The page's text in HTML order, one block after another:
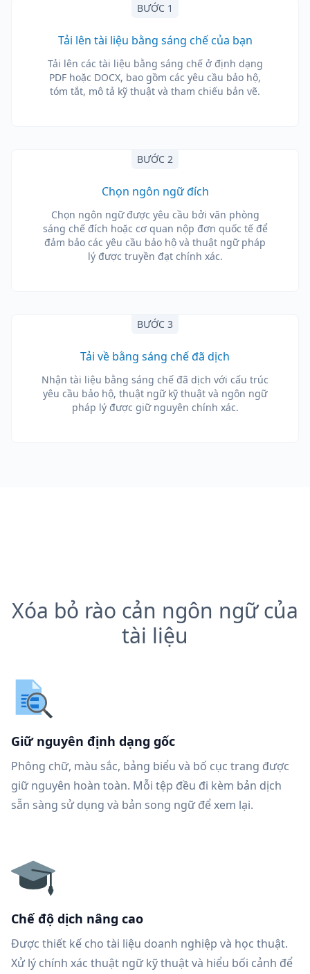
BƯỚC 1
Tải lên tài liệu bằng sáng chế của bạn
Tải lên các tài liệu bằng sáng chế ở định dạng
PDF hoặc DOCX, bao gồm các yêu cầu bảo hộ,
tóm tắt, mô tả kỹ thuật và tham chiếu bản vẽ.
BƯỚC 2
Chọn ngôn ngữ đích
Chọn ngôn ngữ được yêu cầu bởi văn phòng
sáng chế đích hoặc cơ quan nộp đơn quốc tế để
đảm bảo các yêu cầu bảo hộ và thuật ngữ pháp
lý được truyền đạt chính xác.
BƯỚC 3
Tải về bằng sáng chế đã dịch
Nhận tài liệu bằng sáng chế đã dịch với cấu trúc
yêu cầu bảo hộ, thuật ngữ kỹ thuật và ngôn ngữ
pháp lý được giữ nguyên chính xác.
Xóa bỏ rào cản ngôn ngữ của
tài liệu
Giữ nguyên định dạng gốc
Phông chữ, màu sắc, bảng biểu và bố cục trang được
giữ nguyên hoàn toàn. Mỗi tệp đều đi kèm bản dịch
sẵn sàng sử dụng và bản song ngữ để xem lại.
Chế độ dịch nâng cao
Được thiết kế cho tài liệu doanh nghiệp và học thuật.
Xử lý chính xác thuật ngữ kỹ thuật và hiểu bối cảnh để